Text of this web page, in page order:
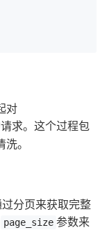
对
求。这个过程包
。
分页来获取完整
page_size 参数来